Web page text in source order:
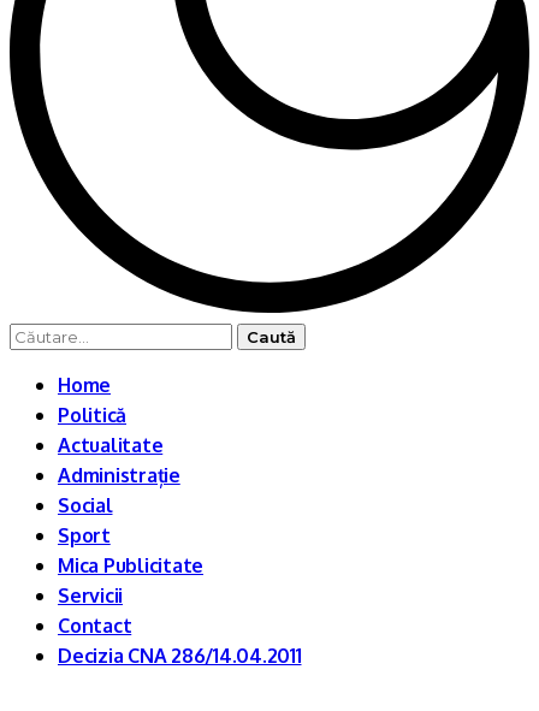
Caută
Home
Politică
Actualitate
Administrație
Social
Sport
Mica Publicitate
Servicii
Contact
Decizia CNA 286/14.04.2011